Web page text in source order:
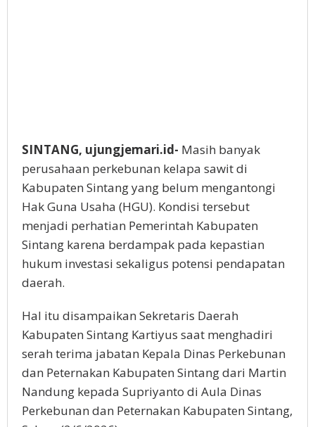
SINTANG, ujungjemari.id- Masih banyak
perusahaan perkebunan kelapa sawit di
Kabupaten Sintang yang belum mengantongi
Hak Guna Usaha (HGU). Kondisi tersebut
menjadi perhatian Pemerintah Kabupaten
Sintang karena berdampak pada kepastian
hukum investasi sekaligus potensi pendapatan
daerah.
Hal itu disampaikan Sekretaris Daerah
Kabupaten Sintang Kartiyus saat menghadiri
serah terima jabatan Kepala Dinas Perkebunan
dan Peternakan Kabupaten Sintang dari Martin
Nandung kepada Supriyanto di Aula Dinas
Perkebunan dan Peternakan Kabupaten Sintang,